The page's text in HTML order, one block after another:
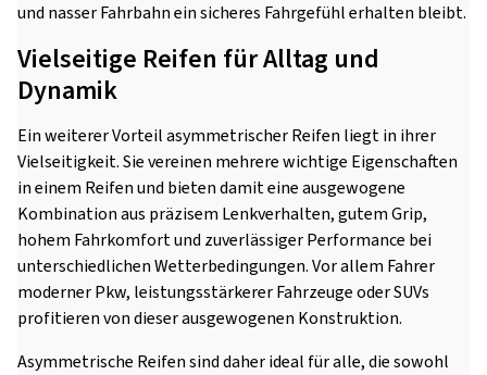
und nasser Fahrbahn ein sicheres Fahrgefühl erhalten bleibt.
Vielseitige Reifen für Alltag und
Dynamik
Ein weiterer Vorteil asymmetrischer Reifen liegt in ihrer
Vielseitigkeit. Sie vereinen mehrere wichtige Eigenschaften
in einem Reifen und bieten damit eine ausgewogene
Kombination aus präzisem Lenkverhalten, gutem Grip,
hohem Fahrkomfort und zuverlässiger Performance bei
unterschiedlichen Wetterbedingungen. Vor allem Fahrer
moderner Pkw, leistungsstärkerer Fahrzeuge oder SUVs
profitieren von dieser ausgewogenen Konstruktion.
Asymmetrische Reifen sind daher ideal für alle, die sowohl